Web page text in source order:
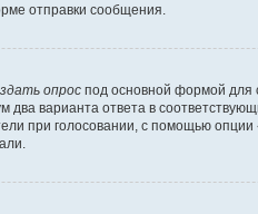
отправки сообщения.
опрос под основной формой для
варианта ответа в
при голосовании, с помощью